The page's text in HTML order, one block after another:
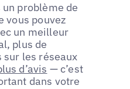
un problème de
vous pouvez
un meilleur
plus de
les réseaux
d’avis — c’est
dans votre